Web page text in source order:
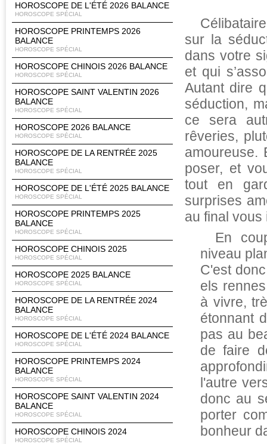
Sagittaire Capricorne Verseau Poissons
HOROSCOPE DE L'ÉTÉ 2026 BALANCE
HOROSCOPE SPÉCIAL
HOROSCOPE PRINTEMPS 2026
BALANCE
HOROSCOPE SPÉCIAL
HOROSCOPE CHINOIS 2026 BALANCE
HOROSCOPE SPÉCIAL
HOROSCOPE SAINT VALENTIN 2026
BALANCE
HOROSCOPE SPÉCIAL
HOROSCOPE 2026 BALANCE
HOROSCOPE SPÉCIAL
HOROSCOPE DE LA RENTRÉE 2025
BALANCE
HOROSCOPE SPÉCIAL
HOROSCOPE DE L'ÉTÉ 2025 BALANCE
HOROSCOPE SPÉCIAL
HOROSCOPE PRINTEMPS 2025
BALANCE
HOROSCOPE SPÉCIAL
HOROSCOPE CHINOIS 2025
HOROSCOPE SPÉCIAL
HOROSCOPE 2025 BALANCE
HOROSCOPE SPÉCIAL
HOROSCOPE DE LA RENTRÉE 2024
BALANCE
HOROSCOPE SPÉCIAL
HOROSCOPE DE L'ÉTÉ 2024 BALANCE
HOROSCOPE SPÉCIAL
HOROSCOPE PRINTEMPS 2024
BALANCE
HOROSCOPE SPÉCIAL
HOROSCOPE SAINT VALENTIN 2024
BALANCE
HOROSCOPE SPÉCIAL
HOROSCOPE CHINOIS 2024
HOROSCOPE SPÉCIAL
sur la
dans votre
et qui
Autant dire
séduction,
ce sera
rêveries,
amoureuse.
poser, et
tout en
surprises
au final vous
En
niveau
C'est
els
à vivre,
étonnant
pas au
de faire
l'autre
donc au
porter
bonheur